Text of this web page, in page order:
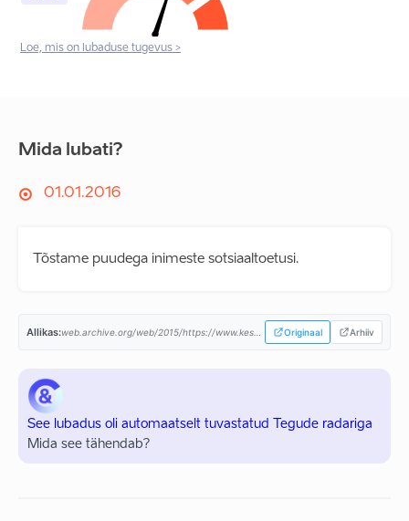
Loe, mis on lubaduse tugevus >
Mida lubati?
01.01.2016
Tõstame puudega inimeste sotsiaaltoetusi.
Allikas: Originaal Arhiiv
See lubadus oli automaatselt tuvastatud Tegude radariga
Mida see tähendab?